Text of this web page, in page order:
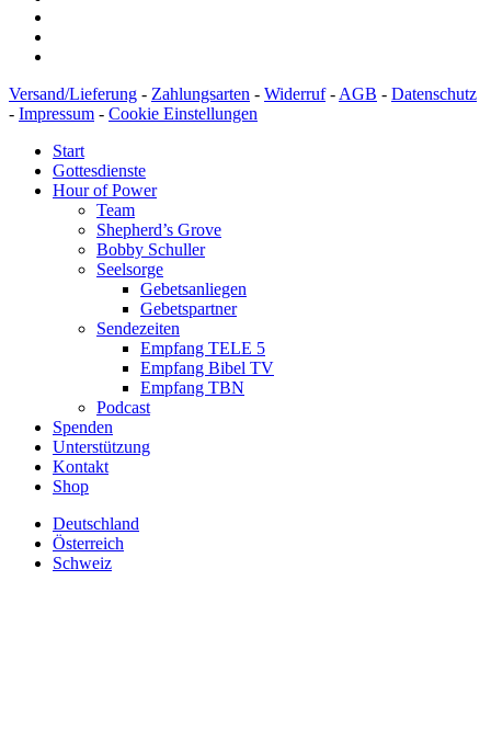
Versand/Lieferung - Zahlungsarten - Widerruf-AGB - Datenschutz
- Impressum - Cookie Einstellungen
Start
Gottesdienste
Hour of Power
Team
Shepherd’s Grove
Bobby Schuller
Seelsorge
Gebetsanliegen
Gebetspartner
Sendezeiten
Empfang TELE 5
Empfang Bibel TV
Empfang TBN
Podcast
Spenden
Unterstützung
Kontakt
Shop
Deutschland
Österreich
Schweiz